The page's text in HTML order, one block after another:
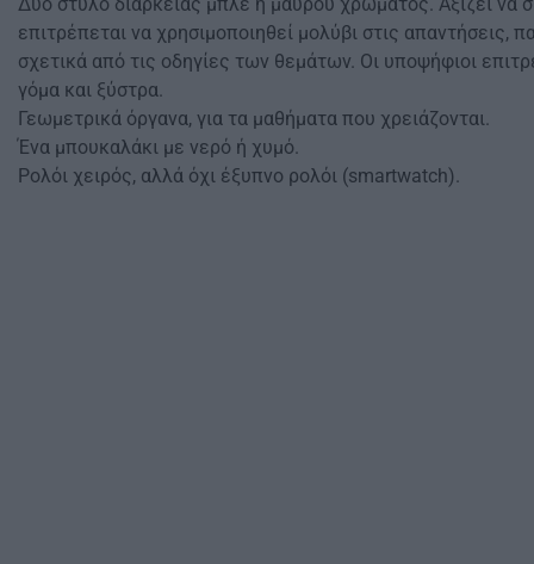
επιτρέπεται να χρησιμοποιηθεί μολύβι στις απαντήσεις,
σχετικά από τις οδηγίες των θεμάτων. Οι υποψήφιοι
γόμα και ξύστρα.
Γεωμετρικά όργανα, για τα μαθήματα που χρειάζονται.
Ένα μπουκαλάκι με νερό ή χυμό.
Ρολόι χειρός, αλλά όχι έξυπνο ρολόι (smartwatch).